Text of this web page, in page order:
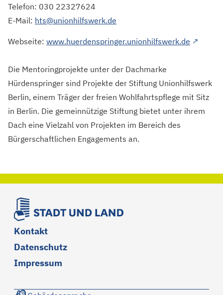
Telefon: 030 22327624
E-Mail: hts@unionhilfswerk.de
Webseite: www.huerdenspringer.unionhilfswerk.de ↗
Die Mentoringprojekte unter der Dachmarke
Hürdenspringer sind Projekte der Stiftung Unionhilfswerk
Berlin, einem Träger der freien Wohlfahrtspflege mit Sitz
in Berlin. Die gemeinnützige Stiftung bietet unter ihrem
Dach eine Vielzahl von Projekten im Bereich des
Bürgerschaftlichen Engagements an.
Kontakt
Datenschutz
Impressum